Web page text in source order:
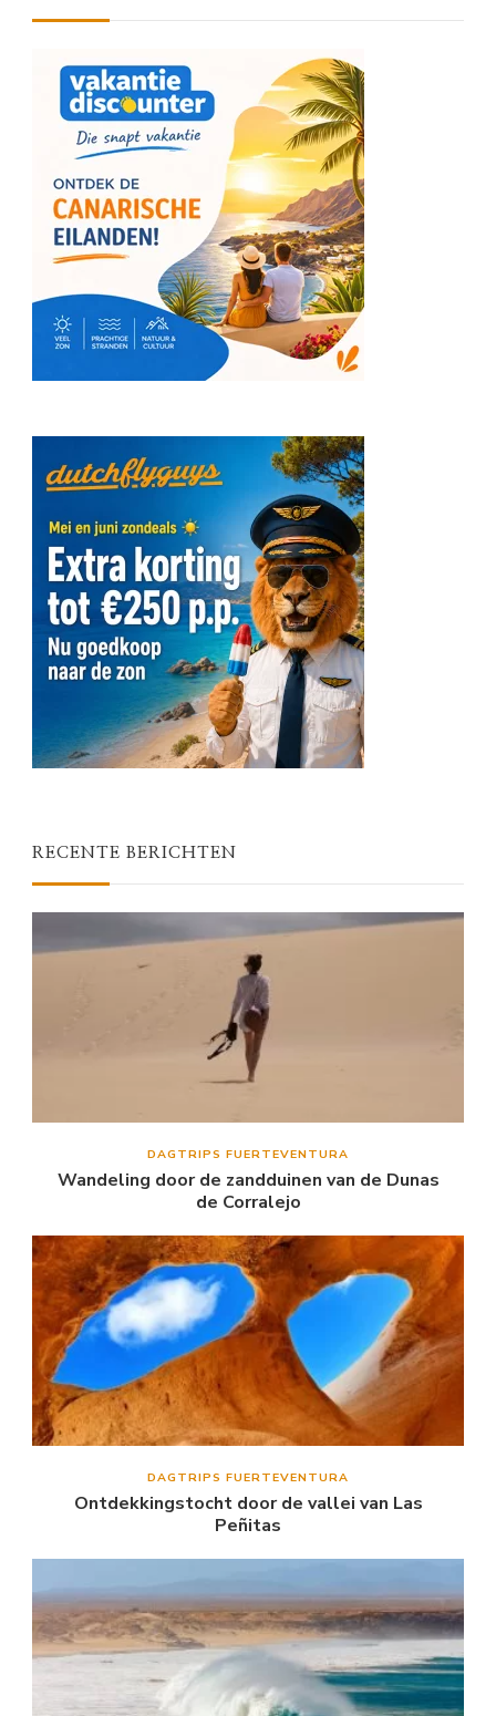
RECENTE BERICHTEN
DAGTRIPS FUERTEVENTURA
Wandeling door de zandduinen van de Dunas
de Corralejo
DAGTRIPS FUERTEVENTURA
Ontdekkingstocht door de vallei van Las
Peñitas